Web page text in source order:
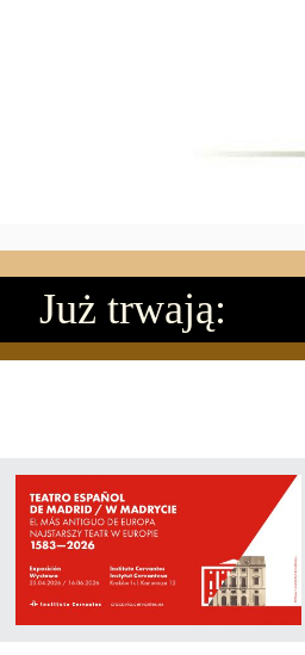
Już trwają: